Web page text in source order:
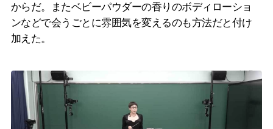
からだ。またベビーパウダーの香りのボディローショ
ンなどで会うごとに雰囲気を変えるのも方法だと付け
加えた。